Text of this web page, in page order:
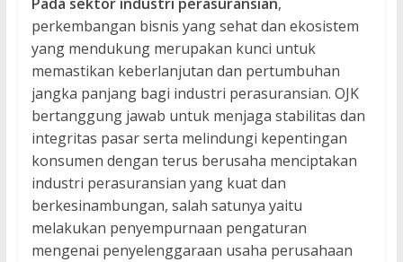
Pada sektor industri perasuransian,
perkembangan bisnis yang sehat dan ekosistem
yang mendukung merupakan kunci untuk
memastikan keberlanjutan dan pertumbuhan
jangka panjang bagi industri perasuransian. OJK
bertanggung jawab untuk menjaga stabilitas dan
integritas pasar serta melindungi kepentingan
konsumen dengan terus berusaha menciptakan
industri perasuransian yang kuat dan
berkesinambungan, salah satunya yaitu
melakukan penyempurnaan pengaturan
mengenai penyelenggaraan usaha perusahaan